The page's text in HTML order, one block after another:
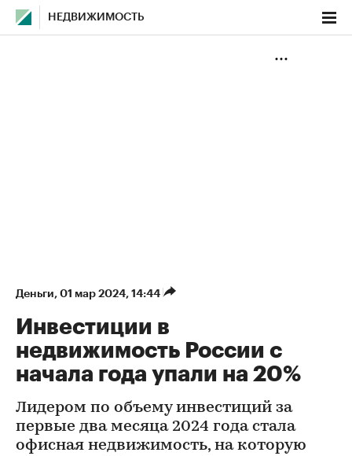
НЕДВИЖИМОСТЬ
Деньги⁠, 01 мар 2024, 14:44
Инвестиции в
недвижимость России с
начала года упали на 20%
Лидером по объему инвестиций за
первые два месяца 2024 года стала
офисная недвижимость, на которую